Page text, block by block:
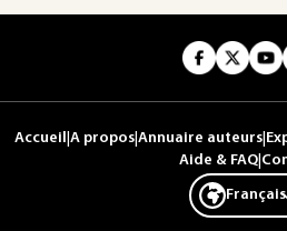
Accueil A propos Annuaire auteurs
Aide & FAQ|
Français